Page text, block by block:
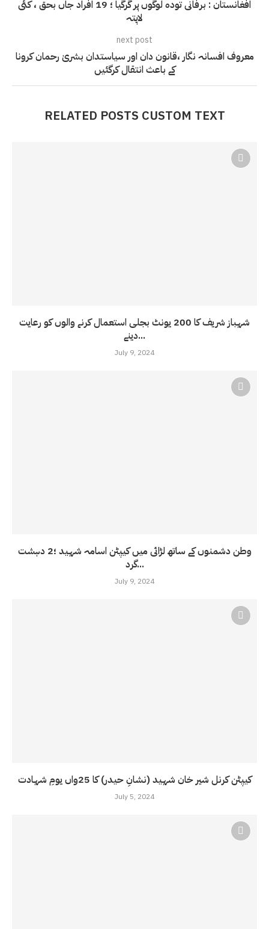
افغانستان : برفانی تودہ لوگوں پر گرگیا ؛ 19 افراد جاں بحق ، کئی
لاپتہ
next post
معروف افسانہ نگار ،قانون دان اور سیاستدان بشریٰ رحمان کرونا
کے باعث انتقال کرگئیں
RELATED POSTS CUSTOM TEXT
شہباز شریف کا 200 یونٹ بجلی استعمال کرنے والوں کو رعایت
دینے...
July 9, 2024
وطن دشمنوں کے ساتھ لڑائی میں کیپٹن اسامہ شہید ؛2 دہشت
گرد...
July 9, 2024
کیپٹن کرنل شیر خان شہید (نشانِ حیدر) کا 25واں یومِ شہادت
July 5, 2024